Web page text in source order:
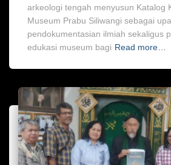
arkeologi tengah menyusun Katalog
Museum Prabu Siliwangi sebagai
pendokumentasian ilmiah sekaligus
edukasi museum bagi Read more…